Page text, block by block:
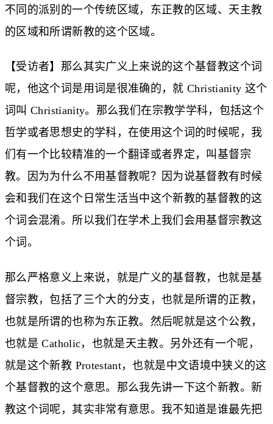
不同的派别的一个传统区域，东正教的区域、天主教
的区域和所谓新教的这个区域。
【受访者】那么其实广义上来说的这个基督教这个词
呢，他这个词是用词是很准确的，就 Christianity 这个
词叫 Christianity。那么我们在宗教学学科，包括这个
哲学或者思想史的学科，在使用这个词的时候呢，我
们有一个比较精准的一个翻译或者界定，叫基督宗
教。因为为什么不用基督教呢？因为说基督教有时候
会和我们在这个日常生活当中这个新教的基督教的这
个词会混淆。所以我们在学术上我们会用基督宗教这
个词。
那么严格意义上来说，就是广义的基督教，也就是基
督宗教，包括了三个大的分支，也就是所谓的正教，
也就是所谓的也称为东正教。然后呢就是这个公教，
也就是 Catholic，也就是天主教。另外还有一个呢，
就是这个新教 Protestant，也就是中文语境中狭义的这
个基督教的这个意思。那么我先讲一下这个新教。新
教这个词呢，其实非常有意思。我不知道是谁最先把